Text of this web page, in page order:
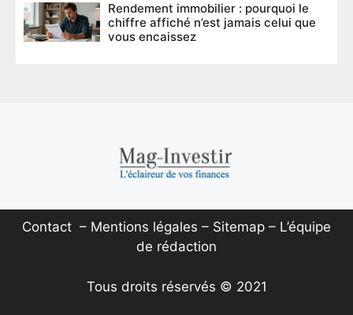
Rendement immobilier : pourquoi le
chiffre affiché n’est jamais celui que
vous encaissez
Contact – Mentions légales – Sitemap – L’équipe
de rédaction
Tous droits réservés © 2021